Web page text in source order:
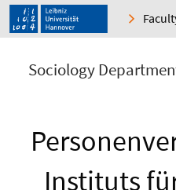
Sociology
Instituts